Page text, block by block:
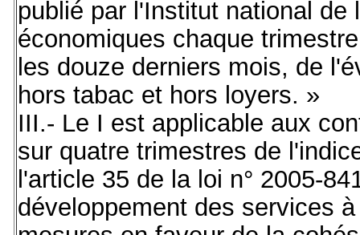
publié par l'Institut national
économiques chaque
les douze derniers mois, de
hors tabac et hors loyers. »
III.- Le I est applicable aux
sur quatre trimestres de
l'article 35 de la loi n° 2005-
développement des services